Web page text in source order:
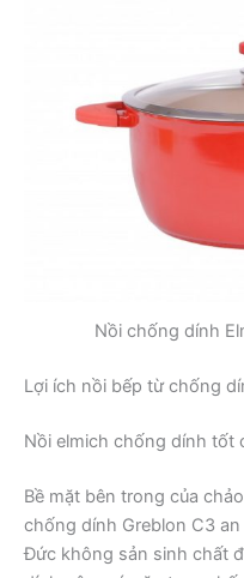
Nồi chống dính
Lợi ích nồi bếp từ chống
Nồi elmich chống dính tốt
Bề mặt bên trong của
chống dính Greblon C3
Đức không sản sinh chất